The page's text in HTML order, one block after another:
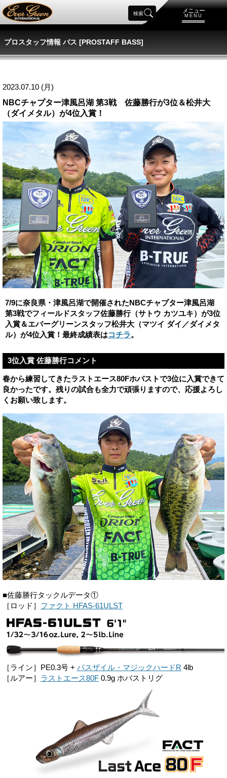
メニュー
MENU
検索
プロスタッフ情報 バス [PROSTAFF BASS]
2023.07.10 (月)
NBCチャプター津風呂湖 第3戦 佐藤勝行が3位＆松井大
（ダイメタル）が4位入賞！
7/9に奈良県・津風呂湖で開催されたNBCチャプター津風呂湖
第3戦でフィールドスタッフ佐藤勝行（サトウ カツユキ）が3位
入賞＆エバーグリーンスタッフ松井大（マツイ ダイ／ダイメタ
ル）が4位入賞！最終成績表はコチラ。
3位入賞 佐藤勝行コメント
春から練習してきたラストエース80Fホバストで3位に入賞できて
良かったです。残りの試合も全力で頑張りますので、応援よろし
くお願い致します。
■佐藤勝行タックルデータ①
［ロッド］ ファクト HFAS-61ULST
［ライン］PE0.3号 + バスザイル・マジックハードR 4lb
［ルアー］ ラストエース80F 0.9g ホバストリグ